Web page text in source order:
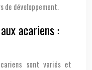
de développement.
acariens :
sont variés et